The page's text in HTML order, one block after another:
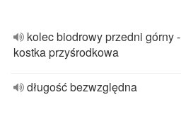
kolec biodrowy przedni górny -
kostka przyśrodkowa
długość bezwzględna